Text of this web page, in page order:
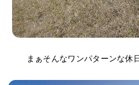
まぁそんなワンパターンな休